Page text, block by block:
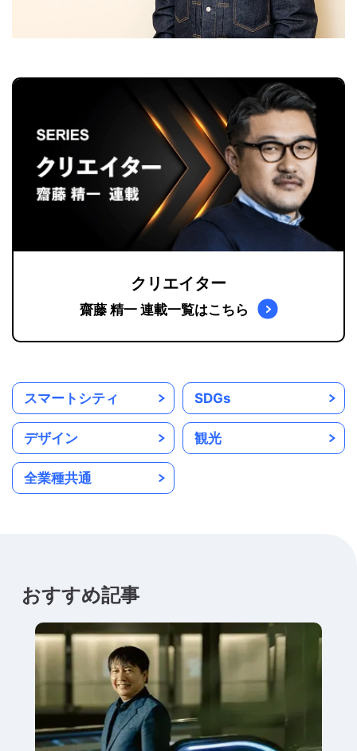
クリエイター
齋藤 精一 連載一覧はこちら
スマートシティ SDGs
デザイン 観光
全業種共通
おすすめ記事